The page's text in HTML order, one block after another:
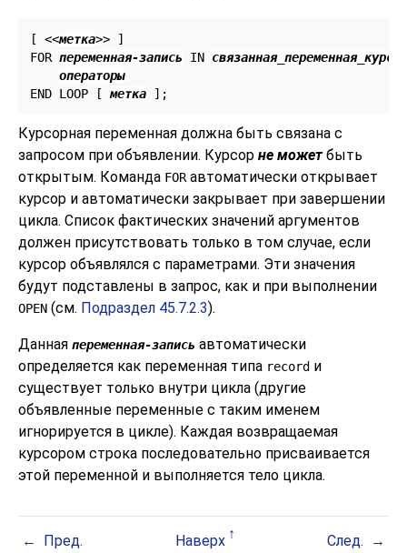
[ <<метка>>
]
FOR переменная-запись IN
операторы
END LOOP [
метка
Курсорная переменная должна быть связана с
запросом при объявлении. Курсор не можетбыть
открытым. Команда FORавтоматически открывает
курсор и автоматически закрывает при завершении
цикла. Список фактических значений аргументов
должен присутствовать только в том случае, если
курсор объявлялся с параметрами. Эти значения
будут подставлены в запрос, как и при выполнении
OPEN (см. Подраздел 45.7.2.3).
Данная переменная-запись автоматически
определяется как переменная типа record и
существует только внутри цикла (другие
объявленные переменные с таким именем
игнорируется в цикле). Каждая возвращаемая
курсором строка последовательно присваивается
этой переменной и выполняется тело цикла.
Пред. Наверх
След.